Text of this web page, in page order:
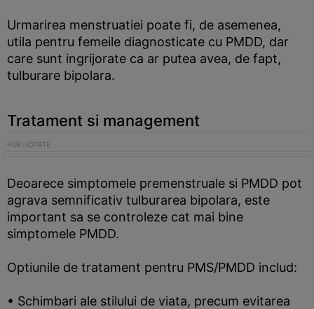
Urmarirea menstruatiei poate fi, de asemenea,
utila pentru femeile diagnosticate cu PMDD, dar
care sunt ingrijorate ca ar putea avea, de fapt,
tulburare bipolara.
Tratament si management
Deoarece simptomele premenstruale si PMDD pot
agrava semnificativ tulburarea bipolara, este
important sa se controleze cat mai bine
simptomele PMDD.
Optiunile de tratament pentru PMS/PMDD includ:
• Schimbari ale stilului de viata, precum evitarea